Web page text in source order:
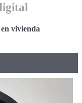
vivienda